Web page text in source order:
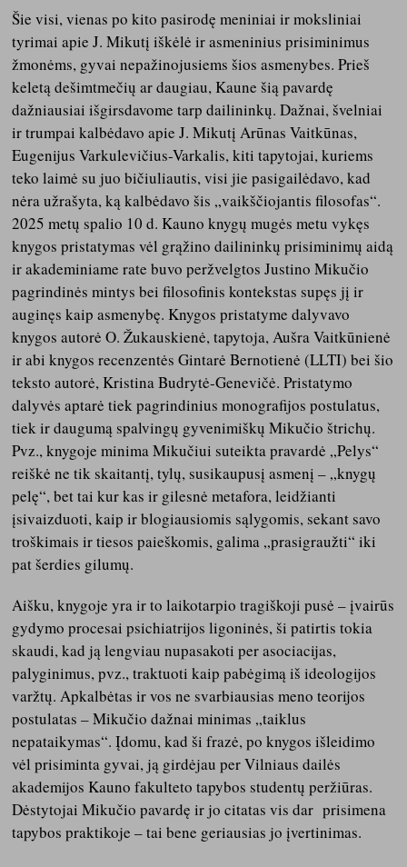
Šie visi, vienas po kito pasirodę meniniai ir moksliniai
tyrimai apie J. Mikutį iškėlė ir asmeninius prisiminimus
žmonėms, gyvai nepažinojusiems šios asmenybes. Prieš
keletą dešimtmečių ar daugiau, Kaune šią pavardę
dažniausiai išgirsdavome tarp dailininkų. Dažnai, švelniai
ir trumpai kalbėdavo apie J. Mikutį Arūnas Vaitkūnas,
Eugenijus Varkulevičius-Varkalis, kiti tapytojai, kuriems
teko laimė su juo bičiuliautis, visi jie pasigailėdavo, kad
nėra užrašyta, ką kalbėdavo šis „vaikščiojantis filosofas“.
2025 metų spalio 10 d. Kauno knygų mugės metu vykęs
knygos pristatymas vėl grąžino dailininkų prisiminimų aidą
ir akademiniame rate buvo peržvelgtos Justino Mikučio
pagrindinės mintys bei filosofinis kontekstas supęs jį ir
auginęs kaip asmenybę. Knygos pristatyme dalyvavo
knygos autorė O. Žukauskienė, tapytoja, Aušra Vaitkūnienė
ir abi knygos recenzentės Gintarė Bernotienė (LLTI) bei šio
teksto autorė, Kristina Budrytė-Genevičė. Pristatymo
dalyvės aptarė tiek pagrindinius monografijos postulatus,
tiek ir daugumą spalvingų gyvenimiškų Mikučio štrichų.
Pvz., knygoje minima Mikučiui suteikta pravardė „Pelys“
reiškė ne tik skaitantį, tylų, susikaupusį asmenį – „knygų
pelę“, bet tai kur kas ir gilesnė metafora, leidžianti
įsivaizduoti, kaip ir blogiausiomis sąlygomis, sekant savo
troškimais ir tiesos paieškomis, galima „prasigraužti“ iki
pat šerdies gilumų.
Aišku, knygoje yra ir to laikotarpio tragiškoji pusė – įvairūs
gydymo procesai psichiatrijos ligoninės, ši patirtis tokia
skaudi, kad ją lengviau nupasakoti per asociacijas,
palyginimus, pvz., traktuoti kaip pabėgimą iš ideologijos
varžtų. Apkalbėtas ir vos ne svarbiausias meno teorijos
postulatas – Mikučio dažnai minimas „taiklus
nepataikymas“. Įdomu, kad ši frazė, po knygos išleidimo
vėl prisiminta gyvai, ją girdėjau per Vilniaus dailės
akademijos Kauno fakulteto tapybos studentų peržiūras.
Dėstytojai Mikučio pavardę ir jo citatas vis dar prisimena
tapybos praktikoje – tai bene geriausias jo įvertinimas.